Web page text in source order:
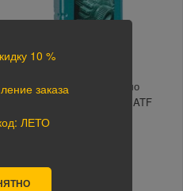
Трансмиссионное масло
MABANOL Radon Gear ATF
D III для АКПП 1л
10 %
заказа
ЛЕТО